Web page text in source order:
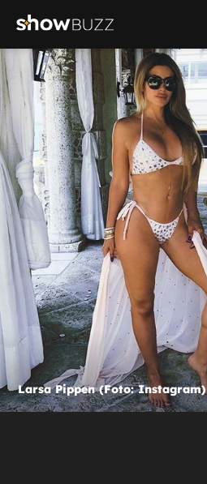
Larsa Pippen (Foto: Instagram)